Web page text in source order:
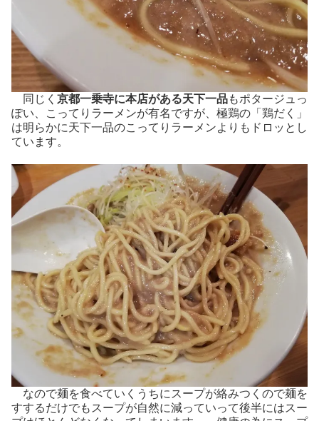
同じく 京都一乗寺に本店がある天下一品もポタージュっ
ぽい、こってりラーメンが有名ですが、極鶏の「鶏だく」
は明らかに天下一品のこってりラーメンよりもドロッとし
ています。
なので麺を食べていくうちにスープが絡みつくので麺を
すするだけでもスープが自然に減っていって後半にはスー